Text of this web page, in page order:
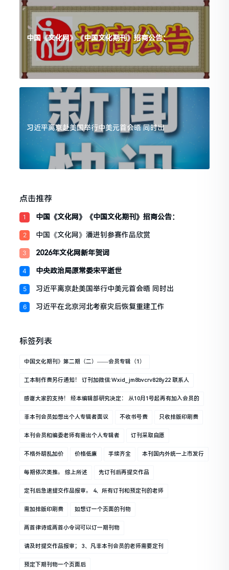
中国《文化网》《中国文化期刊》招商公告：
习近平离京赴美国举行中美元首会晤 同时出
点击推荐
1 中国《文化网》《中国文化期刊》招商公告：
2 中国《文化网》潘进钊参赛作品欣赏
3 2026年文化网新年贺词
4 中央政治局原常委宋平逝世
5 习近平离京赴美国举行中美元首会晤 同时出
6 习近平在北京河北考察灾后恢复重建工作
标签列表
中国文化期刊》第二期（二）——会员专辑（1）
工本制作费另行通知！ 订刊加微信:wxid_jm8bvcrv828y22 联系人
感谢大家的支持！ 经本编辑部研究决定： 从10月1号起再有加入会员的
非本刊会员如想出个人专辑者面议 不收书号费 只收排版印刷费
本刊会员和编委老师有需出个人专辑者 订刊采取自愿
不格外胡乱加价 价格低廉 手续齐全 本刊国内外统一上市发行
每期依次类推。 综上所述 先订刊后再提交作品
定刊后急速提交作品报审。 4、所有订刊和预定刊的老师
需加排版印刷费 如想订一个页面的刊物
两首律诗或两首小令词可以订一期刊物
请及时提交作品报审； 3、凡非本刊会员的老师需要定刊
预定下期刊物一个页面后